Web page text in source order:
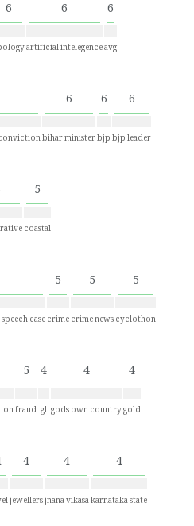
6 6
artificial intelegence
6
avg
6
bihar minister
6
bjp
6
bjp leader
5
coastal
case
5
crime
5
crime news
5
cyclothon
5
fraud
4
gl
4
gods own country
4
gold
4
jewellers
4
jnana vikasa
4
karnataka state